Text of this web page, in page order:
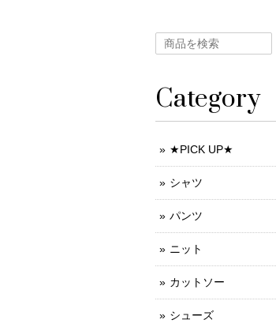
Category
★PICK UP★
シャツ
パンツ
ニット
カットソー
シューズ